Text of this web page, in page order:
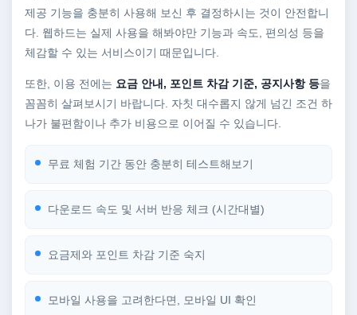
제공 기능을 충분히 사용해 보신 후 결정하시는 것이 안전합니
다. 웹하드는 실제 사용을 해봐야만 기능과 속도, 편의성 등을
체감할 수 있는 서비스이기 때문입니다.
또한, 이용 전에는 요금 안내, 포인트 차감 기준, 공지사항 등을
꼼꼼히 살펴보시기 바랍니다. 자칫 대수롭지 않게 넘긴 조건 하
나가 불편함이나 추가 비용으로 이어질 수 있습니다.
무료 체험 기간 동안 충분히 테스트해보기
다운로드 속도 및 서버 반응 체크 (시간대별)
요금제와 포인트 차감 기준 숙지
모바일 사용을 고려한다면, 모바일 UI 확인